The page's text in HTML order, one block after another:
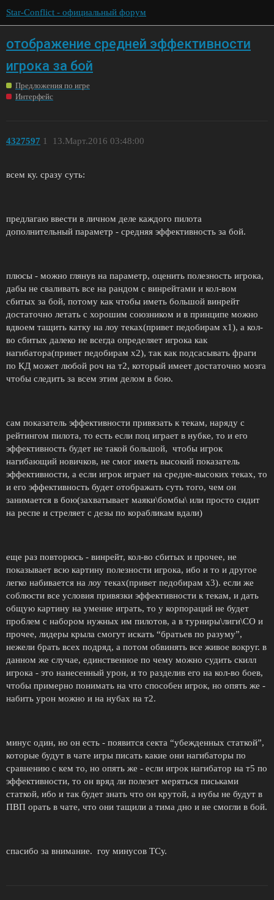
Star-Conflict - официальный форум
отображение средней эффективности
игрока за бой
Предложения по игре
Интерфейс
4327597 13.Март.2016 03:48:00
1
всем ку. сразу суть:
предлагаю ввести в личном деле каждого пилота
дополнительный параметр - средняя эффективность за бой.
плюсы - можно глянув на параметр, оценить полезность игрока,
дабы не сваливать все на рандом с винрейтами и кол-вом
сбитых за бой, потому как чтобы иметь большой винрейт
достаточно летать с хорошим союзником и в принципе можно
вдвоем тащить катку на лоу теках(привет педобирам х1), а кол-
во сбитых далеко не всегда определяет игрока как
нагибатора(привет педобирам х2), так как подсасывать фраги
по КД может любой роч на т2, который имеет достаточно мозга
чтобы следить за всем этим делом в бою.
сам показатель эффективности привязать к текам, наряду с
рейтингом пилота, то есть если поц играет в нубке, то и его
эффективность будет не такой большой, чтобы игрок
нагибающий новичков, не смог иметь высокий показатель
эффективности, а если игрок играет на средне-высоких теках, то
и его эффективность будет отображать суть того, чем он
занимается в бою(захватывает маяки\бомбы\ или просто сидит
на респе и стреляет с дезы по корабликам вдали)
еще раз повторюсь - винрейт, кол-во сбитых и прочее, не
показывает всю картину полезности игрока, ибо и то и другое
легко набивается на лоу теках(привет педобирам х3). если же
соблюсти все условия привязки эффективности к текам, и дать
общую картину на умение играть, то у корпораций не будет
проблем с набором нужных им пилотов, а в турниры\лиги\СО и
прочее, лидеры крыла смогут искать “братьев по разуму”,
нежели брать всех подряд, а потом обвинять все живое вокруг. в
данном же случае, единственное по чему можно судить скилл
игрока - это нанесенный урон, и то разделив его на кол-во боев,
чтобы примерно понимать на что способен игрок, но опять же -
набить урон можно и на нубах на т2.
минус один, но он есть - появится секта “убежденных статкой”,
которые будут в чате игры писать какие они нагибаторы по
сравнению с кем то, но опять же - если игрок нагибатор на т5 по
эффективности, то он вряд ли полезет меряться письками
статкой, ибо и так будет знать что он крутой, а нубы не будут в
ПВП орать в чате, что они тащили а тима дно и не смогли в бой.
спасибо за внимание. гоу минусов ТСу.